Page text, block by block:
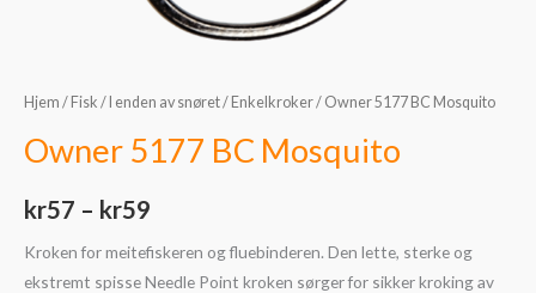
Hjem / Fisk / I enden av snøret/ Enkelkroker/ Owner 5177 BC Mosquito
Owner 5177 BC Mosquito
kr57 – kr59
Kroken for meitefiskeren og fluebinderen. Den lette, sterke og
ekstremt spisse Needle Point kroken sørger for sikker kroking av